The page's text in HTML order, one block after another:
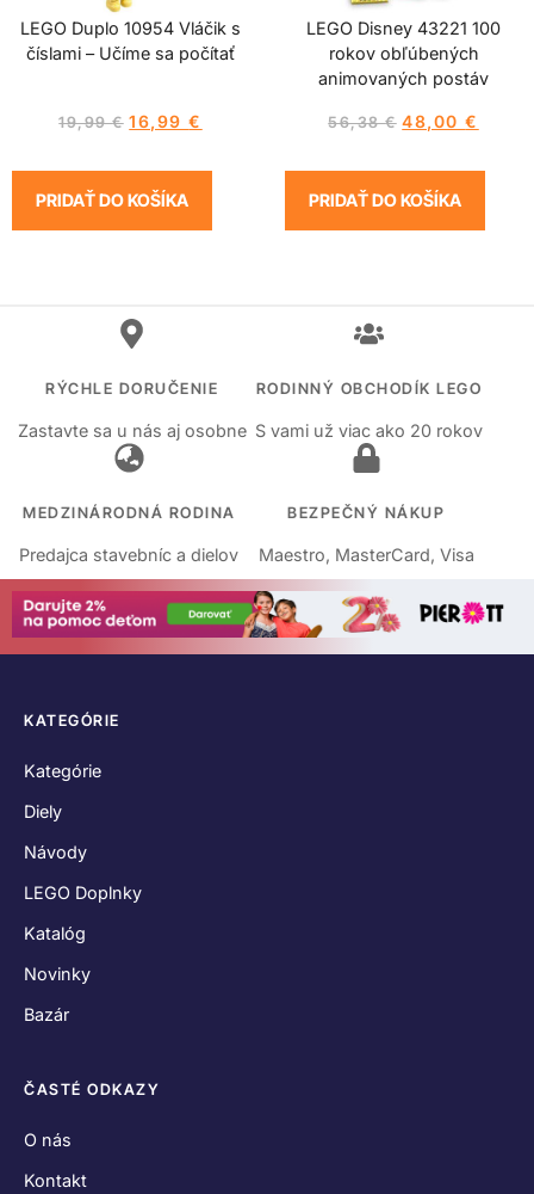
LEGO Duplo 10954 Vláčik s
číslami – Učíme sa počítať
19,99€ 16,99€
PRIDAŤ DO KOŠÍKA
LEGO Disney 43221 100
rokov obľúbených
animovaných postáv
56,38€ 48,00€
PRIDAŤ DO KOŠÍKA
RÝCHLE DORUČENIE
Zastavte sa u nás aj osobne
RODINNÝ OBCHODÍK LEGO
S vami už viac ako 20 rokov
MEDZINÁRODNÁ RODINA
Predajca stavebníc a dielov
BEZPEČNÝ NÁKUP
Maestro, MasterCard, Visa
KATEGÓRIE
Kategórie
Diely
Návody
LEGO Doplnky
Katalóg
Novinky
Bazár
ČASTÉ ODKAZY
O nás
Kontakt